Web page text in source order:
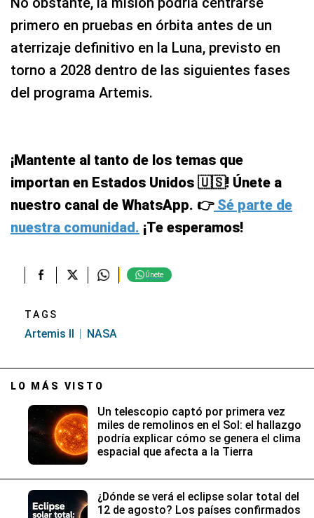
primero en pruebas en órbita antes de un
aterrizaje definitivo en la Luna, previsto en
torno a 2028 dentro de las siguientes fases
del programa Artemis.
¡Mantente al tanto de los temas que
importan en Estados Unidos 🇺🇸! Únete a
nuestro canal de WhatsApp. 👉Sé parte de
nuestra comunidad. ¡Te esperamos!
Únete
TAGS
Artemis II NASA
LO MÁS VISTO
Un telescopio captó por primera vez
miles de remolinos en el Sol: el hallazgo
podría explicar cómo se genera el clima
espacial que afecta a la Tierra
¿Dónde se verá el eclipse solar total del
12 de agosto? Los países confirmados